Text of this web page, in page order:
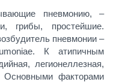
пневмонию, –
грибы, простейшие.
пневмонии –
К атипичным
легионеллезная,
Основными факторами